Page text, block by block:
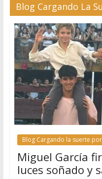
Blog Cargando La
Blog Cargando la suerte
Miguel García
luces soñado y